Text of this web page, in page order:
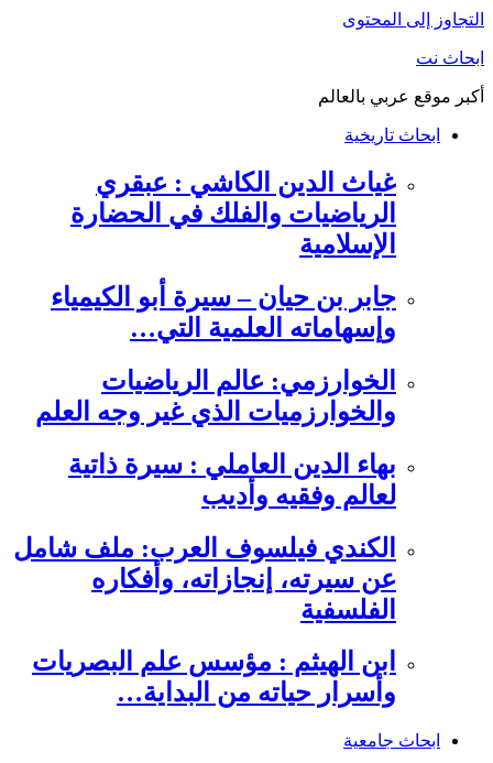
التجاوز إلى المحتوى
ابحاث نت
أكبر موقع عربي بالعالم
ابحاث تاريخية
غياث الدين الكاشي : عبقري
الرياضيات والفلك في الحضارة
الإسلامية
جابر بن حيان – سيرة أبو الكيمياء
وإسهاماته العلمية التي…
الخوارزمي: عالم الرياضيات
والخوارزميات الذي غير وجه العلم
بهاء الدين العاملي : سيرة ذاتية
لعالم وفقيه وأديب
الكندي فيلسوف العرب: ملف شامل
عن سيرته، إنجازاته، وأفكاره
الفلسفية
ابن الهيثم : مؤسس علم البصريات
وأسرار حياته من البداية…
ابحاث جامعية